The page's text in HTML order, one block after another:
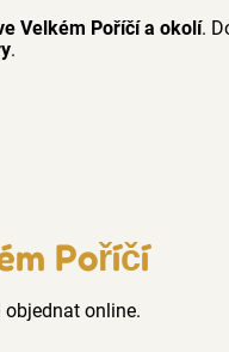
Velkém Poříčí a okolí.
.
Poříčí
objednat online.